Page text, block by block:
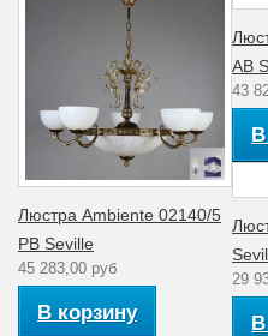
производителя
Цвет плафона Белый
Тип поверхности
арматуры
Матовый
Тип ламп
Мощность лампы
(Вт)
Материал
арматуры
Металл
Люстра Ambiente 02140/5
PB Seville
45 283,00 руб
В корзину
AB
43
В
29
В